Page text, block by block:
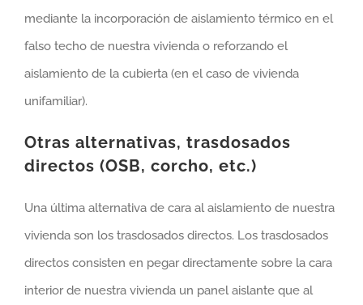
mediante la incorporación de aislamiento térmico en el
falso techo de nuestra vivienda o reforzando el
aislamiento de la cubierta (en el caso de vivienda
unifamiliar).
Otras alternativas, trasdosados
directos (OSB, corcho, etc.)
Una última alternativa de cara al aislamiento de nuestra
vivienda son los trasdosados directos. Los trasdosados
directos consisten en pegar directamente sobre la cara
interior de nuestra vivienda un panel aislante que al